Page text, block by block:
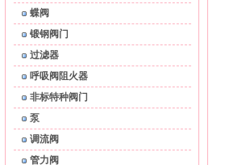
蝶阀
锻钢阀门
过滤器
呼吸阀阻火器
非标特种阀门
泵
调流阀
管力阀